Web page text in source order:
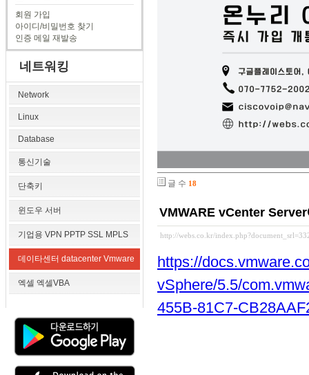
회원 가입
아이디/비밀번호 찾기
인증 메일 재발송
네트워킹
Network
Linux
Database
통신기술
단축키
윈도우 서버
기업용 VPN PPTP SSL MPLS
데이타센터 datacenter Vmware
엑셀 엑셀VBA
글 수 18
VMWARE vCenter
http://webs.co.kr/
https://
vSphere/5.5/
455B-81C7-